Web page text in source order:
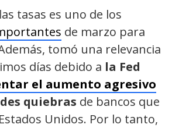
tasas es uno de los
de marzo para
tomó una relevancia
días debido a la Fed
el aumento agresivo
quiebras de bancos que
Unidos. Por lo tanto,